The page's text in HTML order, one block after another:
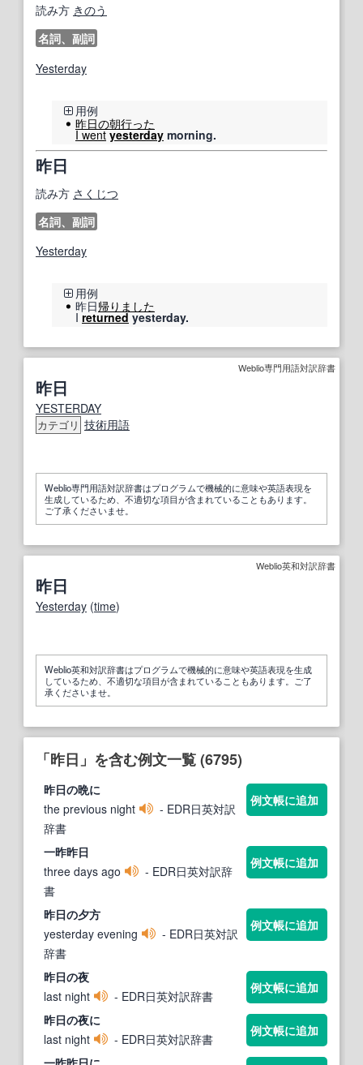
読み方 きのう
名詞、副詞
Yesterday
用例
昨日の朝行った
I went yesterday morning.
昨日
読み方 さくじつ
名詞、副詞
Yesterday
用例
昨日帰りました
Ireturnedyesterday.
Weblio専門用語対訳辞書
昨日
YESTERDAY
カテゴリ 技術用語
Weblio専門用語対訳辞書はプログラムで機械的に意味や英語表現を
生成しているため、不適切な項目が含まれていることもあります。
ご了承くださいませ。
Weblio英和対訳辞書
昨日
Yesterday (time)
Weblio英和対訳辞書はプログラムで機械的に意味や英語表現を生成
しているため、不適切な項目が含まれていることもあります。ご了
承くださいませ。
「昨日」を含む例文一覧 (6795)
昨日の晩に
the previous night
- EDR日英対訳
辞書
例文帳に追加
一昨昨日
three days ago
- EDR日英対訳辞
書
例文帳に追加
昨日の夕方
yesterday evening
- EDR日英対訳
辞書
例文帳に追加
昨日の夜
last night
- EDR日英対訳辞書
例文帳に追加
昨日の夜に
last night
- EDR日英対訳辞書
例文帳に追加